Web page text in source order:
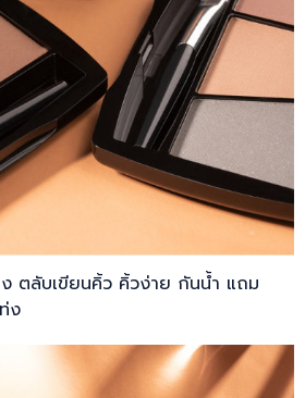
ตลับเขียนคิ้ว คิ้วง่าย กันน้ำ แถม
ง